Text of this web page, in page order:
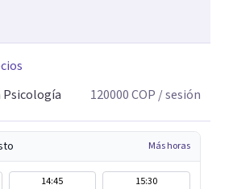
a un mensaje de whatsapp si
"Tu bienestar es la prioridad, sin
120000COP / sesión
Más horas
14:45
15:30